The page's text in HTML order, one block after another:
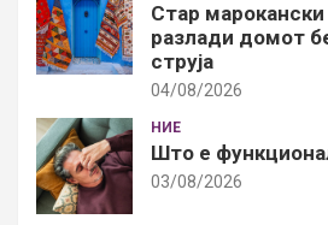
Стар
разлади домот
струја
04/08/2026
НИЕ
Што е
03/08/2026